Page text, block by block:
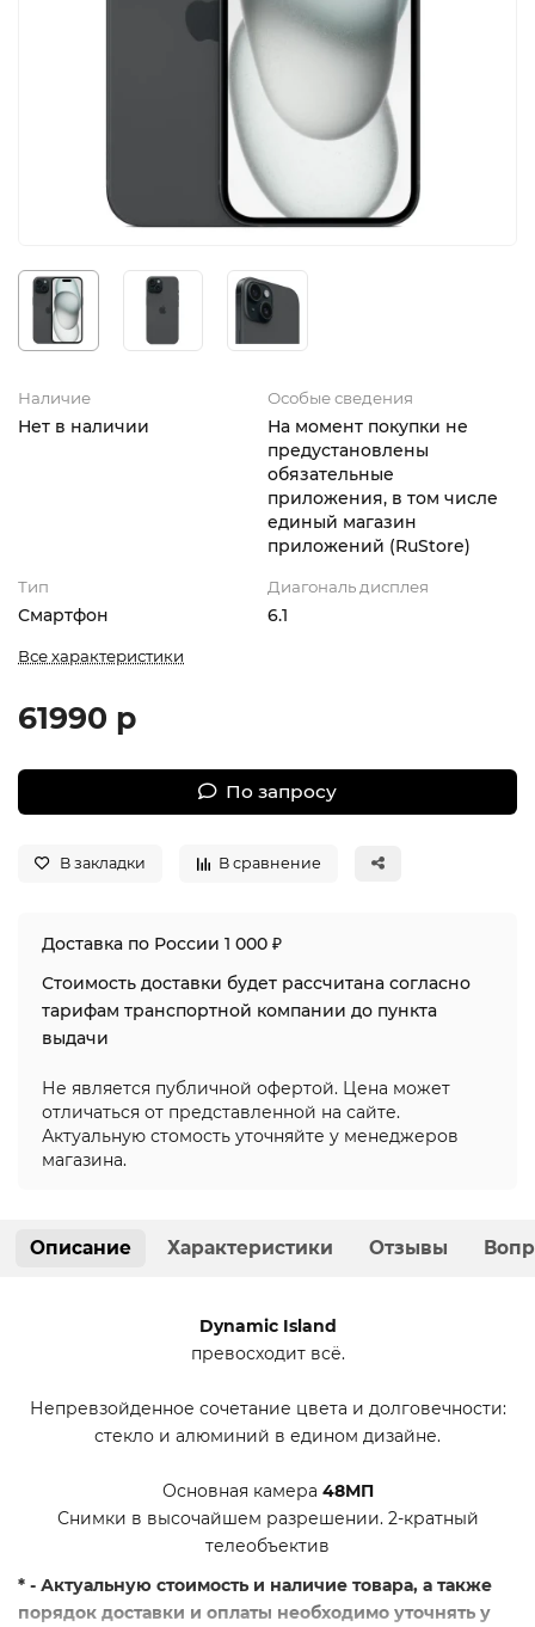
iPad Pro 13 M4 (2024)
AirTag
HomePod
Наличие
Нет в наличии
Особые сведения
На момент покупки не
предустановлены
обязательные
приложения, в том числе
единый магазин
приложений (RuStore)
Тип
Смартфон
Диагональ дисплея
6.1
Все характеристики
61990 р
По запросу
В закладки В сравнение
Доставка по России 1 000 ₽
Стоимость доставки будет рассчитана согласно
тарифам транспортной компании до пункта
выдачи
Не является публичной офертой. Цена может
отличаться от представленной на сайте.
Актуальную стомость уточняйте у менеджеров
магазина.
Описание Характеристики Отзывы
Dynamic Island
превосходит всё.
Непревзойденное сочетание цвета и долговечности:
стекло и алюминий в едином дизайне.
Основная камера 48МП
Снимки в высочайшем разрешении. 2-кратный
телеобъектив
* - Актуальную стоимость и наличие товара, а также
порядок доставки и оплаты необходимо уточнять у